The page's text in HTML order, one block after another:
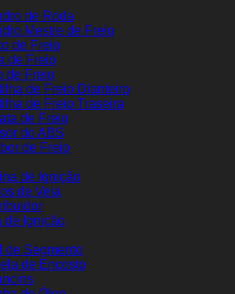
de Roda
Mestre de Freio
de Freio
de Freio
de Freio
de Freio Dianteiro
de Freio Traseira
de Freio
do ABS
de Freio
de Ignição
de Vela
de Ignição
de Segmento
de Encosto